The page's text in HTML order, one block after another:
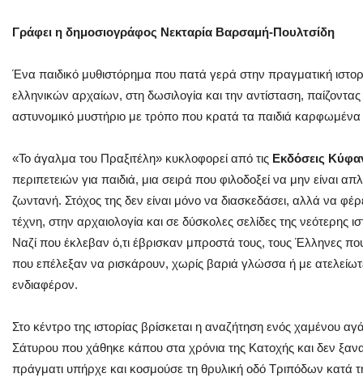
Γράφει η δημοσιογράφος Νεκταρία Βαρσαμή-Πουλτσίδη
Ένα παιδικό μυθιστόρημα που πατά γερά στην πραγματική
ελληνικών αρχαίων, στη δωσιλογία και την αντίσταση, παίζοντας
αστυνομικό μυστήριο με τρόπο που κρατά τα παιδιά καρφωμένα
«Το άγαλμα του Πραξιτέλη» κυκλοφορεί από τις Εκδόσεις
περιπετειών για παιδιά, μια σειρά που φιλοδοξεί να μην είναι
ζωντανή. Στόχος της δεν είναι μόνο να διασκεδάσει, αλλά να
τέχνη, στην αρχαιολογία και σε δύσκολες σελίδες της νεότερης
Ναζί που έκλεβαν ό,τι έβρισκαν μπροστά τους, τους Έλληνες
που επέλεξαν να ρισκάρουν, χωρίς βαριά γλώσσα ή με
ενδιαφέρον.
Στο κέντρο της ιστορίας βρίσκεται η αναζήτηση ενός χαμένου
Σάτυρου που χάθηκε κάπου στα χρόνια της Κατοχής και δεν
πράγματι υπήρχε και κοσμούσε τη θρυλική οδό Τριπόδων κατά